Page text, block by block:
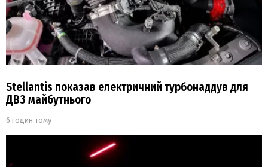
Stellantis показав електричний турбонаддув для
ДВЗ майбутнього
6 годин тому